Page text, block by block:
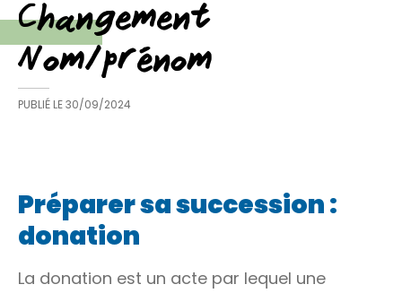
Changement
Nom/prénom
PUBLIÉ LE30/09/2024
Préparer sa succession :
donation
La donation est un acte par lequel une